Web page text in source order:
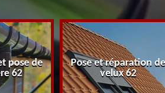
pose de
62
Pose et réparation de
velux 62